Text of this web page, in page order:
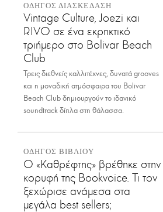
ΟΔΗΓΟΣ ΔΙΑΣΚΕΔΑΣΗ
Vintage Culture, Joezi και
RIVO σε ένα εκρηκτικό
τριήμερο στο Bolivar Beach
Club
Τρεις διεθνείς καλλιτέχνες, δυνατά grooves
και η μοναδική ατμόσφαιρα του Bolivar
Beach Club δημιουργούν το ιδανικό
soundtrack δίπλα στη θάλασσα.
ΟΔΗΓΟΣ ΒΙΒΛΙΟΥ
Ο «Καθρέφτης» βρέθηκε στην
κορυφή της Bookvoice. Τι τον
ξεχώρισε ανάμεσα στα
μεγάλα best sellers;